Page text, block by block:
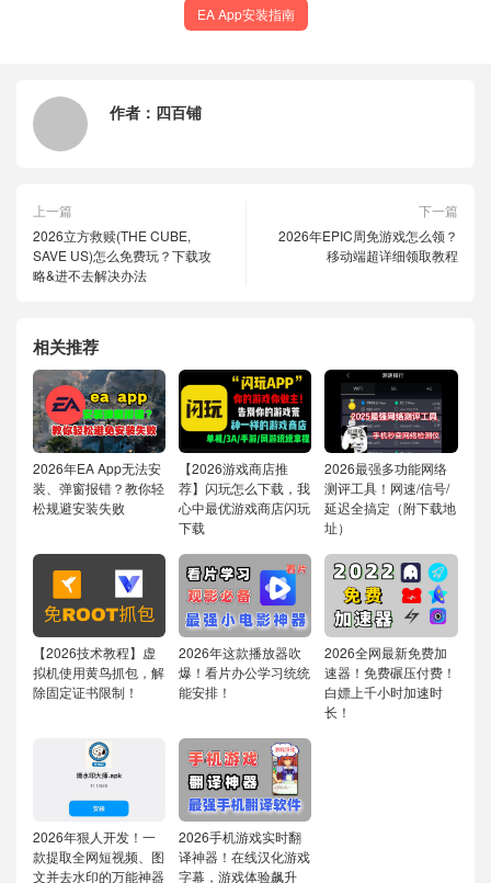
EA App安装指南
作者： 四百铺
上一篇
2026立方救赎(THE CUBE,
SAVE US)怎么免费玩？下载攻
略&进不去解决办法
下一篇
2026年EPIC周免游戏怎么领？
移动端超详细领取教程
相关推荐
2026年EA App无法安
装、弹窗报错？教你轻
松规避安装失败
【2026游戏商店推
荐】闪玩怎么下载，我
心中最优游戏商店闪玩
下载
2026最强多功能网络
测评工具！网速/信号/
延迟全搞定（附下载地
址）
【2026技术教程】虚
拟机使用黄鸟抓包，解
除固定证书限制！
2026年这款播放器吹
爆！看片办公学习统统
能安排！
2026全网最新免费加
速器！免费碾压付费！
白嫖上千小时加速时
长！
2026年狠人开发！一
款提取全网短视频、图
文并去水印的万能神器
2026手机游戏实时翻
译神器！在线汉化游戏
字幕，游戏体验飙升